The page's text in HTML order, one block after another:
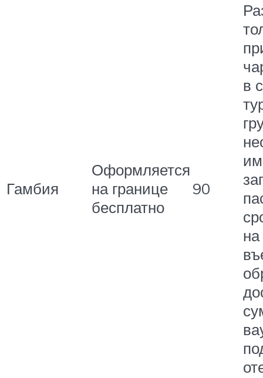
Гамбия
Оформляется
на границе
бесплатно
90
в